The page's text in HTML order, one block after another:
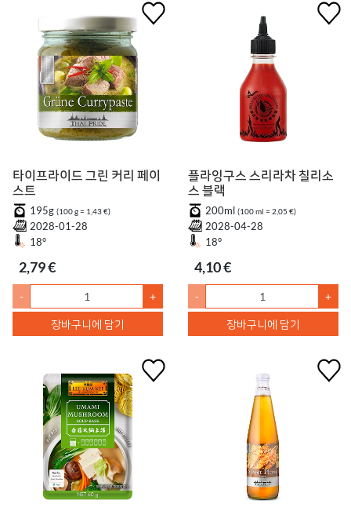
타이프라이드 그린 커리 페이
스트
195g (100 g = 1,43 €)
2028-01-28
18°
2,79 €
- +
장바구니에 담기
플라잉구스 스리라차 칠리소
스 블랙
200ml (100 ml = 2,05 €)
2028-04-28
18°
4,10 €
- +
장바구니에 담기